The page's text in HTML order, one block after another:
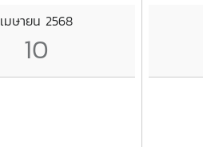
เมษายน 2568
10